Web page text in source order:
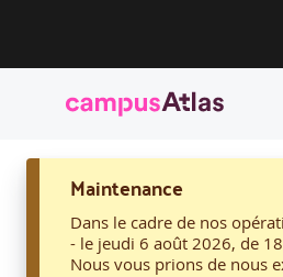
Maintenance
Dans le cadre de nos
- le jeudi 6 août 2026, de
Nous vous prions de nous
EPARGNE ET RETRAITE
Epargne